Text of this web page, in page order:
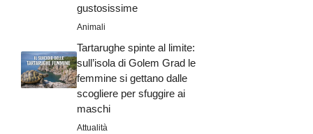
gustosissime
Animali
Tartarughe spinte al limite:
sull’isola di Golem Grad le
femmine si gettano dalle
scogliere per sfuggire ai
maschi
Attualità